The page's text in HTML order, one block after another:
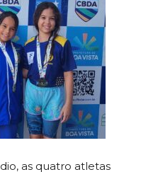
as quatro atletas